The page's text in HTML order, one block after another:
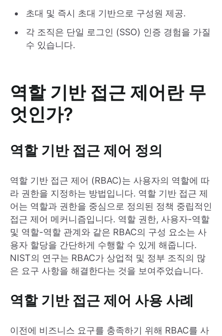
초대 및 즉시 초대 기반으로 구성원 제공.
각 조직은 단일 로그인 (SSO) 인증 경험을 가질
수 있습니다.
역할 기반 접근 제어란 무
엇인가?
역할 기반 접근 제어 정의
역할 기반 접근 제어 (RBAC)는 사용자의 역할에 따
라 권한을 지정하는 방법입니다. 역할 기반 접근 제
어는 역할과 권한을 중심으로 정의된 정책 중립적인
접근 제어 메커니즘입니다. 역할 권한, 사용자-역할
및 역할-역할 관계와 같은 RBAC의 구성 요소는 사
용자 할당을 간단하게 수행할 수 있게 해줍니다.
NIST의 연구는 RBAC가 상업적 및 정부 조직의 많
은 요구 사항을 해결한다는 것을 보여주었습니다.
역할 기반 접근 제어 사용 사례
이전에 비즈니스 요구를 충족하기 위해 RBAC를 사